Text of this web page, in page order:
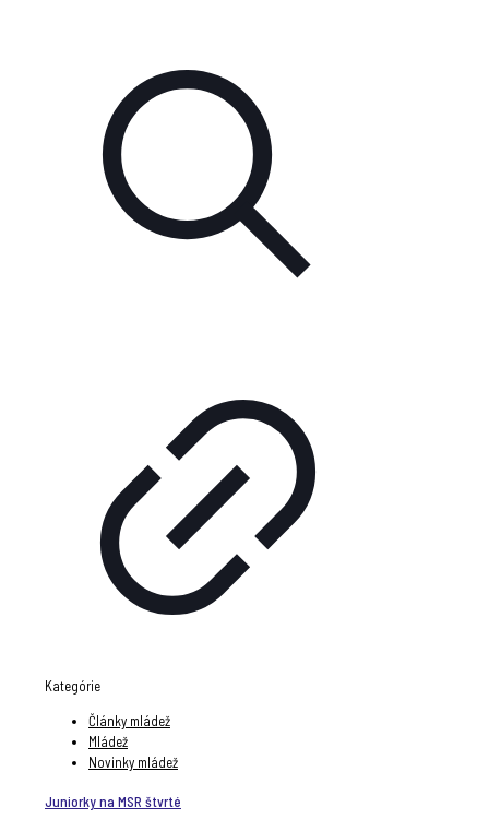
Kategórie
Články mládež
Mládež
Novinky mládež
Juniorky na MSR štvrté